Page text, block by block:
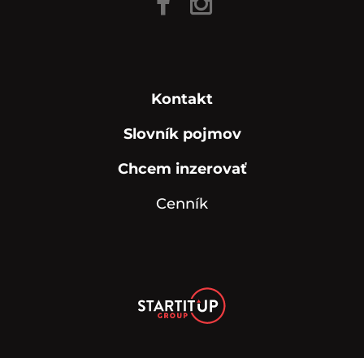
Kontakt
Slovník pojmov
Chcem inzerovať
Cenník